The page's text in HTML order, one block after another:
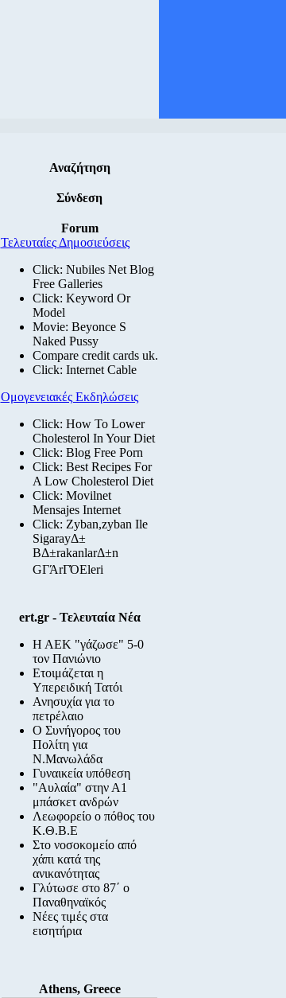
Αναζήτηση
Σύνδεση
Forum
Τελευταίες Δημοσιεύσεις
Click: Nubiles Net Blog
Free Galleries
Click: Keyword Or
Model
Movie: Beyonce S
Naked Pussy
Compare credit cards uk.
Click: Internet Cable
Ομογενειακές Εκδηλώσεις
Click: How To Lower
Cholesterol In Your Diet
Click: Blog Free Porn
Click: Best Recipes For
A Low Cholesterol Diet
Click: Movilnet
Mensajes Internet
Click: Zyban,zyban Ile
SigarayΔ±
BΔ±rakanlarΔ±n
GΓΆrΓΌΕleri
ert.gr - Τελευταία Νέα
Η ΑΕΚ "γάζωσε" 5-0
τον Πανιώνιο
Ετοιμάζεται η
Υπερειδική Τατόι
Ανησυχία για το
πετρέλαιο
Ο Συνήγορος του
Πολίτη για
Ν.Μανωλάδα
Γυναικεία υπόθεση
"Αυλαία" στην Α1
μπάσκετ ανδρών
Λεωφορείο ο πόθος του
Κ.Θ.Β.Ε
Στο νοσοκομείο από
χάπι κατά της
ανικανότητας
Γλύτωσε στο 87΄ ο
Παναθηναϊκός
Νέες τιμές στα
εισητήρια
Athens, Greece